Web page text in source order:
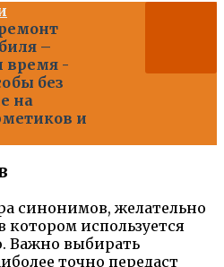
–
время -
без
на
и
синонимов, желательно
котором используется
Важно выбирать
точно передаст